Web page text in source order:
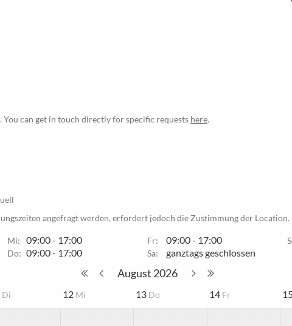
You can get in touch directly for specific requests here.
angefragt werden, erfordert jedoch die Zustimmung der Location.
Mi: 09:00 - 17:00
Do: 09:00 - 17:00
Fr: 09:00 - 17:00
Sa: ganztags geschlossen
August 2026
Di 12 Mi 13 Do 14 Fr